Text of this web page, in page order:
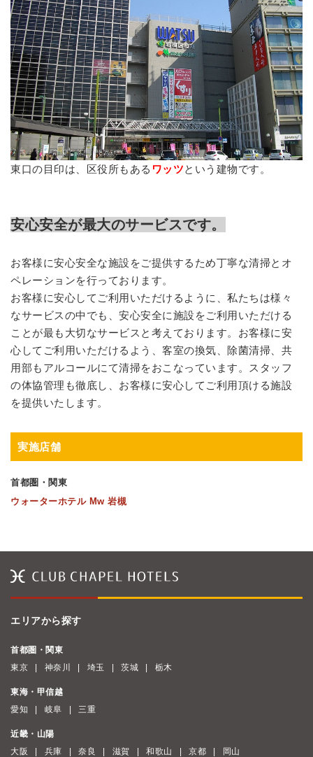
東口の目印は、区役所もある ワッツという建物です。
安心安全が最大のサービスです。
お客様に安心安全な施設をご提供するため丁寧な清掃とオ
ペレーションを行っております。
お客様に安心してご利用いただけるように、私たちは様々
なサービスの中でも、安心安全に施設をご利用いただける
ことが最も大切なサービスと考えております。お客様に安
心してご利用いただけるよう、客室の換気、除菌清掃、共
用部もアルコールにて清掃をおこなっています。スタッフ
の体協管理も徹底し、お客様に安心してご利用頂ける施設
を提供いたします。
実施店舗
首都圏・関東
ウォーターホテル Mw 岩槻
エリアから探す
首都圏・関東
東京
神奈川 埼玉 茨城 栃木
東海・甲信越
愛知
岐阜 三重
近畿・山陽
大阪
兵庫 奈良 滋賀 和歌山 京都 岡山